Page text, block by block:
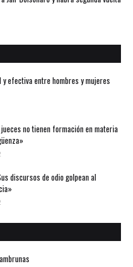
efectiva entre hombres y mujeres
no tienen formación en materia
discursos de odio golpean al